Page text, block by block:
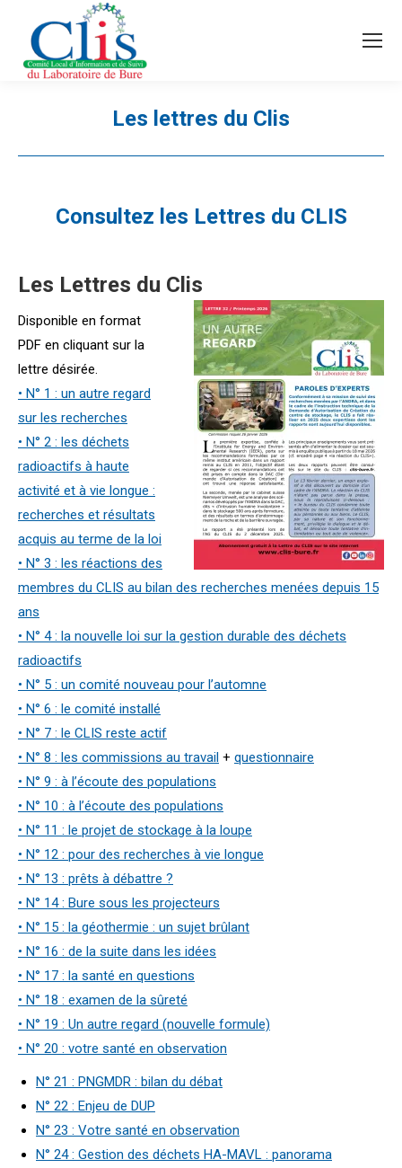
Les lettres du Clis
Consultez les Lettres du CLIS
Les Lettres du Clis
Disponible en format
PDF en cliquant sur la
lettre désirée.
• N° 1 : un autre regard
sur les recherches
• N° 2 : les déchets
radioactifs à haute
activité et à vie longue :
recherches et résultats
acquis au terme de la loi
• N° 3 : les réactions des
membres du CLIS au bilan des recherches menées depuis 15
ans
• N° 4 : la nouvelle loi sur la gestion durable des déchets
radioactifs
• N° 5 : un comité nouveau pour l’automne
• N° 6 : le comité installé
• N° 7 : le CLIS reste actif
• N° 8 : les commissions au travail + questionnaire
• N° 9 : à l’écoute des populations
• N° 10 : à l’écoute des populations
• N° 11 : le projet de stockage à la loupe
• N° 12 : pour des recherches à vie longue
• N° 13 : prêts à débattre ?
• N° 14 : Bure sous les projecteurs
• N° 15 : la géothermie : un sujet brûlant
• N° 16 : de la suite dans les idées
• N° 17 : la santé en questions
• N° 18 : examen de la sûreté
• N° 19 : Un autre regard (nouvelle formule)
• N° 20 : votre santé en observation
N° 21 : PNGMDR : bilan du débat
N° 22 : Enjeu de DUP
N° 23 : Votre santé en observation
N° 24 : Gestion des déchets HA-MAVL : panorama